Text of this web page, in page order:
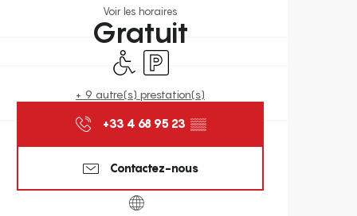
Voir les horaires
Gratuit
Accès handicapés
Parking
+ 9 autre(s) prestation(s)
+33 4 68 95 23 ▒▒
Contactez-nous